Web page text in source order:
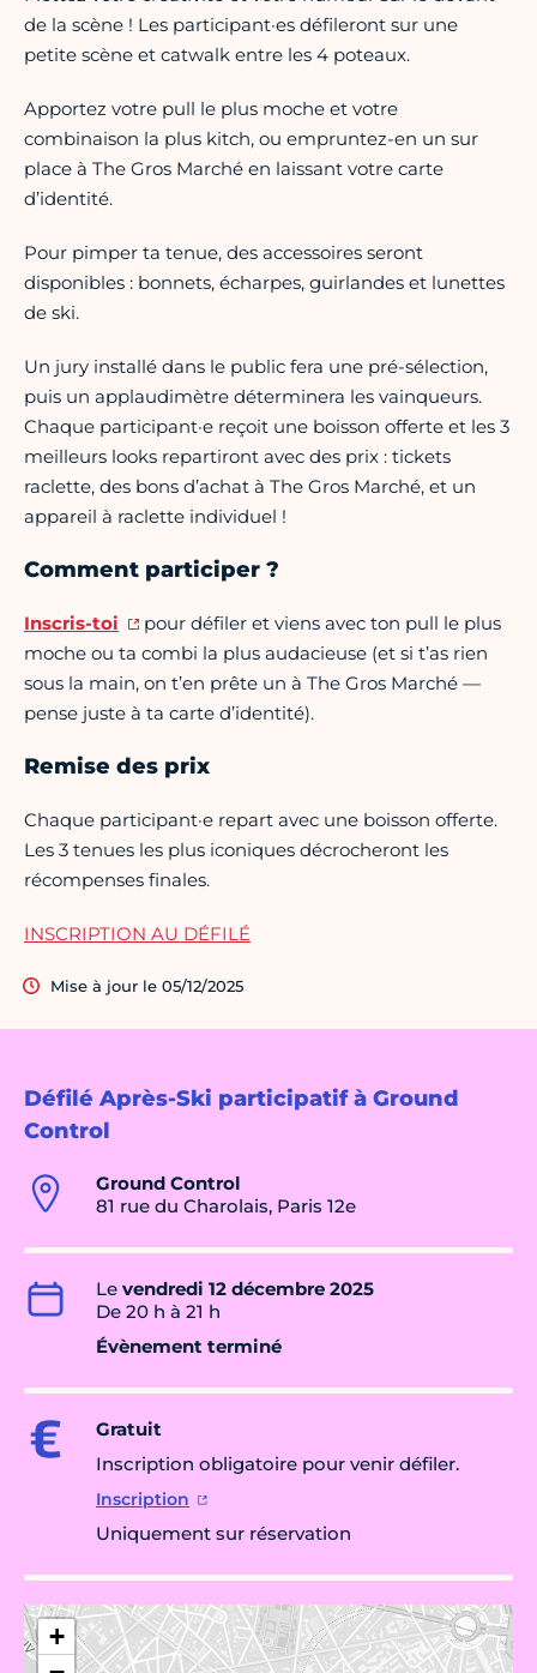
Défilé Après-Ski participatif à Ground
Control
Ground Control
81 rue du Charolais, Paris 12e
Le vendredi 12 décembre 2025
De 20 h à 21 h
Évènement terminé
Gratuit
Inscription obligatoire pour venir défiler.
Inscription
Uniquement sur réservation
+
de la scène ! Les participant·es défileront sur une
petite scène et catwalk entre les 4 poteaux.
Apportez votre pull le plus moche et votre
combinaison la plus kitch, ou empruntez-en un sur
place à The Gros Marché en laissant votre carte
d’identité.
Pour pimper ta tenue, des accessoires seront
disponibles : bonnets, écharpes, guirlandes et lunettes
de ski.
Un jury installé dans le public fera une pré-sélection,
puis un applaudimètre déterminera les vainqueurs.
Chaque participant·e reçoit une boisson offerte et les 3
meilleurs looks repartiront avec des prix : tickets
raclette, des bons d’achat à The Gros Marché, et un
appareil à raclette individuel !
Comment participer ?
Inscris-toi
pour défiler et viens avec ton pull le plus
moche ou ta combi la plus audacieuse (et si t’as rien
sous la main, on t’en prête un à The Gros Marché —
pense juste à ta carte d’identité).
Remise des prix
Chaque participant·e repart avec une boisson offerte.
Les 3 tenues les plus iconiques décrocheront les
récompenses finales.
INSCRIPTION AU DÉFILÉ
Mise à jour le 05/12/2025